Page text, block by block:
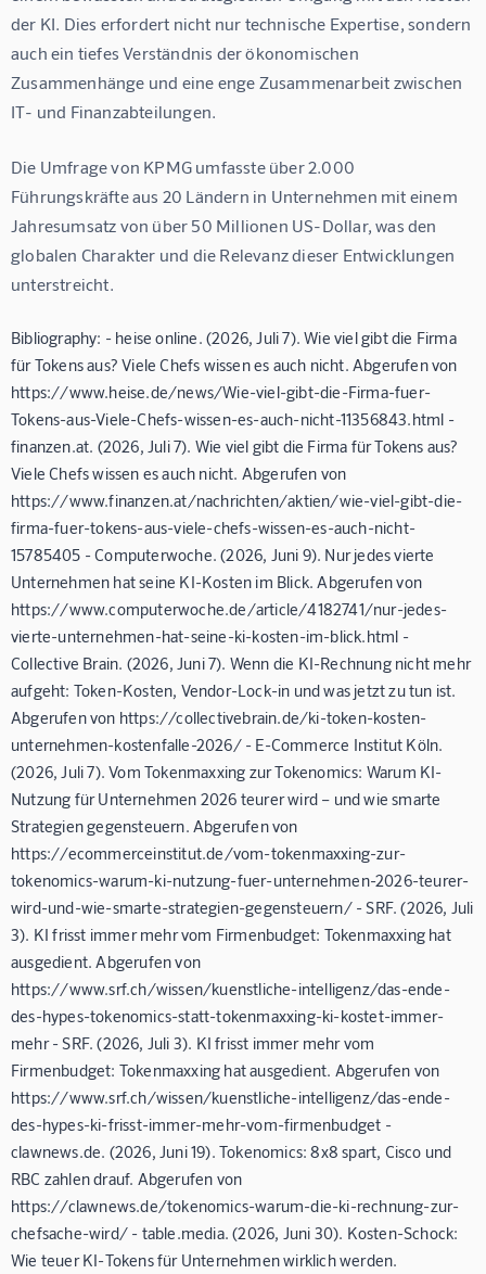
der KI. Dies erfordert nicht nur technische Expertise, sondern
auch ein tiefes Verständnis der ökonomischen
Zusammenhänge und eine enge Zusammenarbeit zwischen
IT- und Finanzabteilungen.
Die Umfrage von KPMG umfasste über 2.000
Führungskräfte aus 20 Ländern in Unternehmen mit einem
Jahresumsatz von über 50 Millionen US-Dollar, was den
globalen Charakter und die Relevanz dieser Entwicklungen
unterstreicht.
Bibliography: - heise online. (2026, Juli 7). Wie viel gibt die Firma
für Tokens aus? Viele Chefs wissen es auch nicht. Abgerufen von
https://www.heise.de/news/Wie-viel-gibt-die-Firma-fuer-
Tokens-aus-Viele-Chefs-wissen-es-auch-nicht-11356843.html -
finanzen.at. (2026, Juli 7). Wie viel gibt die Firma für Tokens aus?
Viele Chefs wissen es auch nicht. Abgerufen von
https://www.finanzen.at/nachrichten/aktien/wie-viel-gibt-die-
firma-fuer-tokens-aus-viele-chefs-wissen-es-auch-nicht-
15785405 - Computerwoche. (2026, Juni 9). Nur jedes vierte
Unternehmen hat seine KI-Kosten im Blick. Abgerufen von
https://www.computerwoche.de/article/4182741/nur-jedes-
vierte-unternehmen-hat-seine-ki-kosten-im-blick.html -
Collective Brain. (2026, Juni 7). Wenn die KI-Rechnung nicht mehr
aufgeht: Token-Kosten, Vendor-Lock-in und was jetzt zu tun ist.
Abgerufen von https://collectivebrain.de/ki-token-kosten-
unternehmen-kostenfalle-2026/ - E-Commerce Institut Köln.
(2026, Juli 7). Vom Tokenmaxxing zur Tokenomics: Warum KI-
Nutzung für Unternehmen 2026 teurer wird – und wie smarte
Strategien gegensteuern. Abgerufen von
https://ecommerceinstitut.de/vom-tokenmaxxing-zur-
tokenomics-warum-ki-nutzung-fuer-unternehmen-2026-teurer-
wird-und-wie-smarte-strategien-gegensteuern/ - SRF. (2026, Juli
3). KI frisst immer mehr vom Firmenbudget: Tokenmaxxing hat
ausgedient. Abgerufen von
https://www.srf.ch/wissen/kuenstliche-intelligenz/das-ende-
des-hypes-tokenomics-statt-tokenmaxxing-ki-kostet-immer-
mehr - SRF. (2026, Juli 3). KI frisst immer mehr vom
Firmenbudget: Tokenmaxxing hat ausgedient. Abgerufen von
https://www.srf.ch/wissen/kuenstliche-intelligenz/das-ende-
des-hypes-ki-frisst-immer-mehr-vom-firmenbudget -
clawnews.de. (2026, Juni 19). Tokenomics: 8x8 spart, Cisco und
RBC zahlen drauf. Abgerufen von
https://clawnews.de/tokenomics-warum-die-ki-rechnung-zur-
chefsache-wird/ - table.media. (2026, Juni 30). Kosten-Schock:
Wie teuer KI-Tokens für Unternehmen wirklich werden.